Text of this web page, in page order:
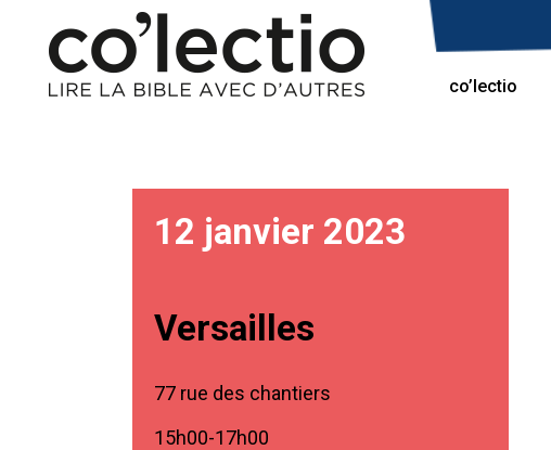
co’lectio
12 janvier 2023
Versailles
77 rue des chantiers
15h00-17h00